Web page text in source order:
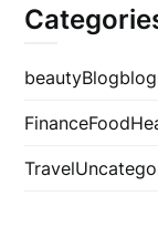
beautyBlog
FinanceFood
Travel